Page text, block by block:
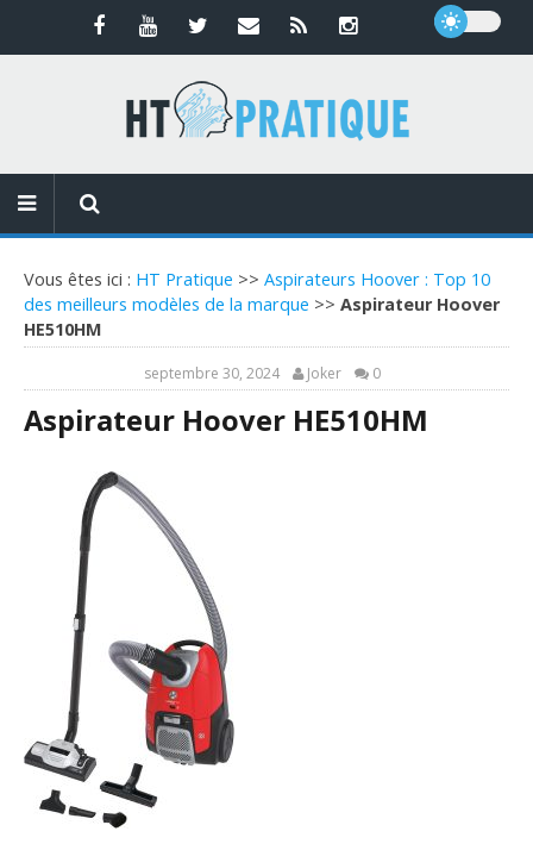
Vous êtes ici : HT Pratique >> Aspirateurs Hoover : Top 10
des meilleurs modèles de la marque >> Aspirateur Hoover
HE510HM
septembre 30, 2024 Joker 0
Aspirateur Hoover HE510HM